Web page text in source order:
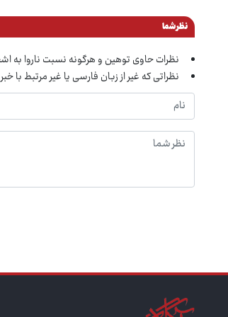
نظر شما
نظرات حاوی توهین و هرگونه نسبت ناروا
نظراتی که غیر از زبان فارسی یا غیر مرتبط